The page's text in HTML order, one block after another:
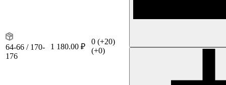
64-66 / 170-
176
1 180.00 ₽
0 (+20)
(+0)